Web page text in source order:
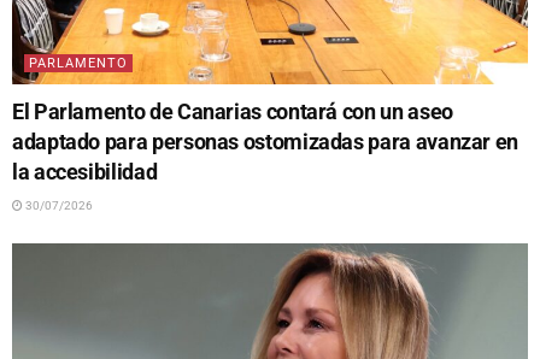
PARLAMENTO
El Parlamento de Canarias contará con un aseo
adaptado para personas ostomizadas para avanzar en
la accesibilidad
30/07/2026